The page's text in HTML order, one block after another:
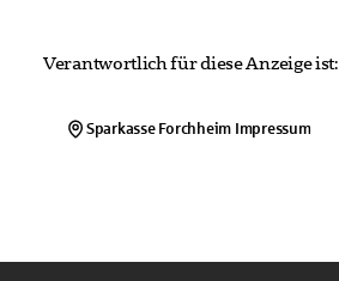
Verantwortlich für diese Anzeige ist:
Sparkasse Forchheim Impressum